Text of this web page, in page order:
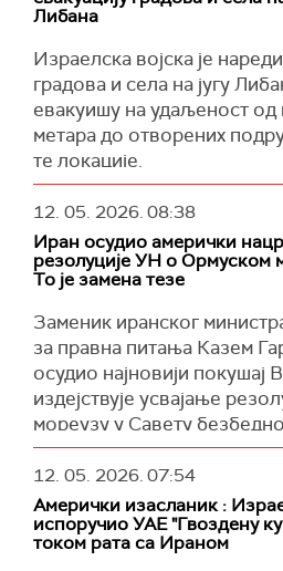
трају 74 дана, уз
одобреним државним
Влада није навела тачан
укидање ограничења, али
мрежа вратити у
стабилизације ситуације.
обогаћивање уранијума
Резаи.
(X)
Либана
Израелска војска је
градова и села на југу
евакуишу на удаљеност
метара до отворених
те локације.
12. 05. 2026.08:38
Иран осудио амерички
резолуције УН о Ормуском
То је замена тезе
Заменик иранског
за правна питања Казем
осудио најновији покушај
издејствује усвајање
мореузу у Савету
то као груби покушај да
и заштите прави агресори.
У саопштењу објављеном
мрежиИкс, Гарибабади
12. 05. 2026.07:54
Амерички изасланик :
испоручио УАЕ "Гвоздену
током рата са Ираном